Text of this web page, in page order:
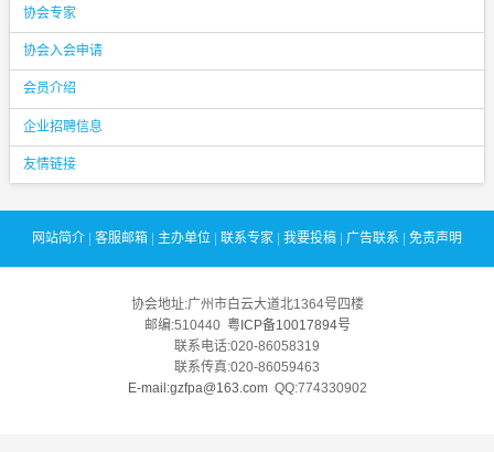
协会专家
协会入会申请
会员介绍
企业招聘信息
友情链接
网站简介 客服邮箱 主办单位 联系专家 我要投稿 广告联系 免责声明
协会地址:广州市白云大道北1364号四楼
邮编:510440 粤ICP备10017894号
联系电话:020-86058319
联系传真:020-86059463
E-mail:gzfpa@163.comQQ:774330902